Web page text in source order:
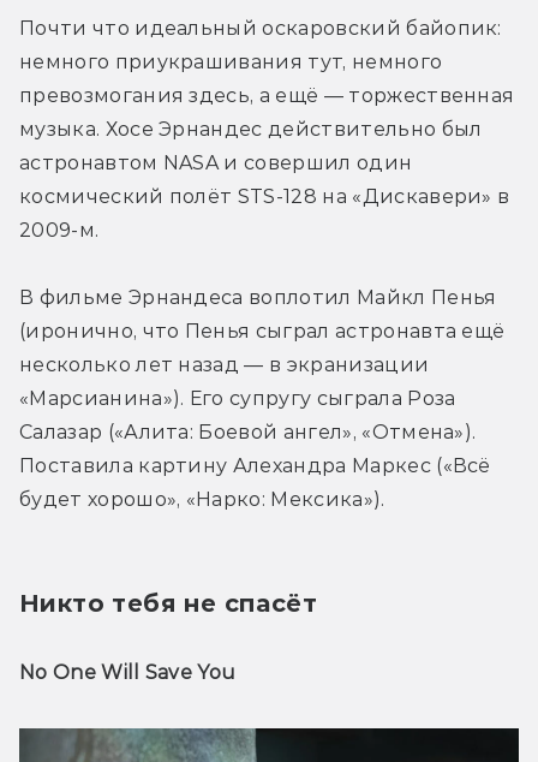
Почти что идеальный оскаровский байопик:
немного приукрашивания тут, немного
превозмогания здесь, а ещё — торжественная
музыка. Хосе Эрнандес действительно был
астронавтом NASA и совершил один
космический полёт STS-128 на «Дискавери» в
2009-м.
В фильме Эрнандеса воплотил Майкл Пенья
(иронично, что Пенья сыграл астронавта ещё
несколько лет назад — в экранизации
«Марсианина»). Его супругу сыграла Роза
Салазар («Алита: Боевой ангел», «Отмена»).
Поставила картину Алехандра Маркес («Всё
будет хорошо», «Нарко: Мексика»).
Никто тебя не спасёт
No One Will Save You